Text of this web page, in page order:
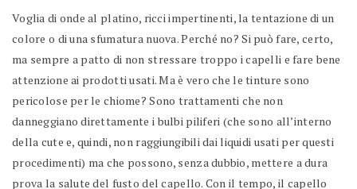
Voglia di onde al platino, ricci impertinenti, la tentazione di un
colore o di una sfumatura nuova. Perché no? Si può fare, certo,
ma sempre a patto di non stressare troppo i capelli e fare bene
attenzione ai prodotti usati. Ma è vero che le tinture sono
pericolose per le chiome? Sono trattamenti che non
danneggiano direttamente i bulbi piliferi (che sono all’interno
della cute e, quindi, non raggiungibili dai liquidi usati per questi
procedimenti) ma che possono, senza dubbio, mettere a dura
prova la salute del fusto del capello. Con il tempo, il capello